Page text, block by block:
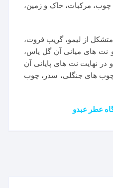
چوب، مرکبات، خاک و زمین،
از لیمو، گریپ فروت،
نت های میانی آن گل یاس،
در نهایت نت های پایانی آن
های جنگلی، سدر، چوب
عطر عبدو